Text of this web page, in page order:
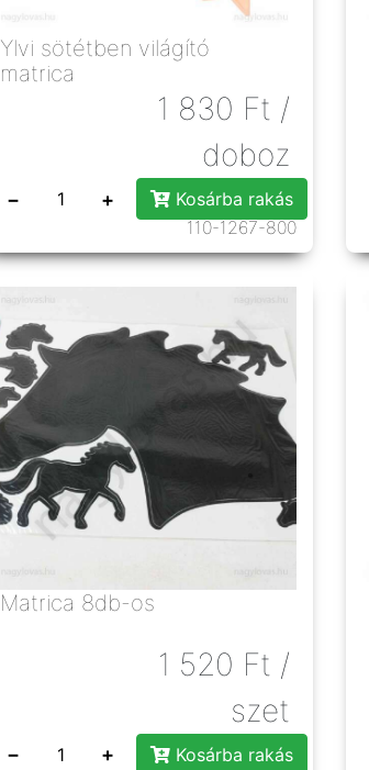
Ylvi sötétben világító
matrica
1 830 Ft /
doboz
− +
Kosárba rakás
110-1267-800
Matrica 8db-os
1 520 Ft /
szet
− +
Kosárba rakás